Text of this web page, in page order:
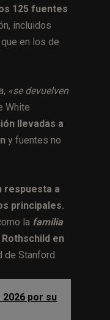
125 fuentes
incluidos
en los de
«se devuelven
White
llevadas a
y fuentes no
respuesta a
principales.
la familia
en
de Stanford.
por su